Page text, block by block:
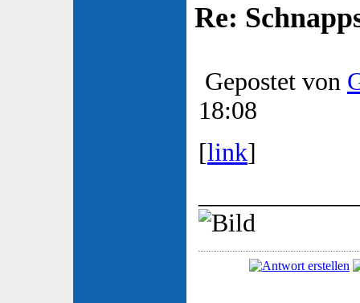
Re:
Gepostet von
18:08
[link]